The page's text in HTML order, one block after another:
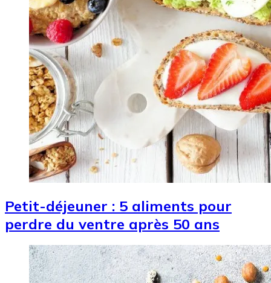
Petit-déjeuner : 5 aliments pour
perdre du ventre après 50 ans
Image